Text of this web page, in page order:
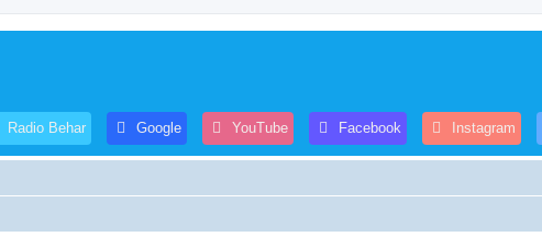
Radio Behar Google YouTube Facebook Instagram